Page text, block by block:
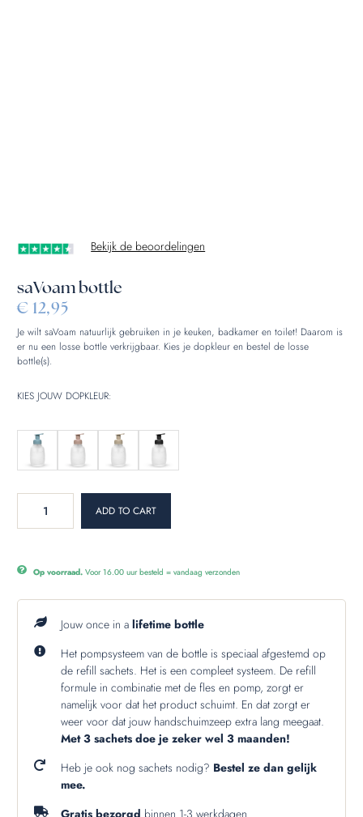
Bekijk de beoordelingen
saVoam bottle
€ 12,95
Je wilt saVoam natuurlijk gebruiken in je keuken, badkamer en toilet! Daarom is
er nu een losse bottle verkrijgbaar. Kies je dopkleur en bestel de losse
bottle(s).
KIES JOUW DOPKLEUR:
ADD TO CART
Op voorraad. Voor 16.00 uur besteld = vandaag verzonden
Jouw once in a lifetime bottle
Het pompsysteem van de bottle is speciaal afgestemd op
de refill sachets. Het is een compleet systeem. De refill
formule in combinatie met de fles en pomp, zorgt er
namelijk voor dat het product schuimt. En dat zorgt er
weer voor dat jouw handschuimzeep extra lang meegaat.
Met 3 sachets doe je zeker wel 3 maanden!
Heb je ook nog sachets nodig? Bestel ze dan gelijk
mee.
Gratis bezorgd binnen 1-3 werkdagen